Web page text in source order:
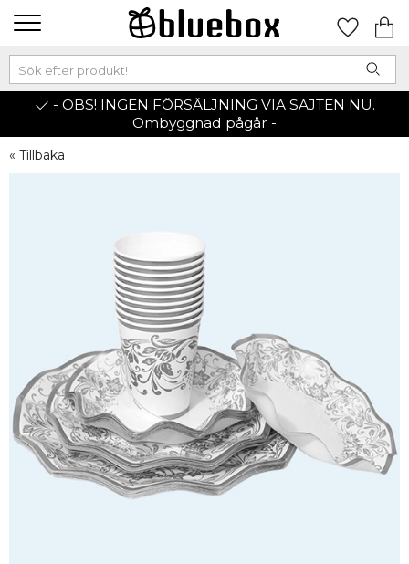
- OBS! INGEN FÖRSÄLJNING VIA SAJTEN NU.
Ombyggnad pågår -
« Tillbaka